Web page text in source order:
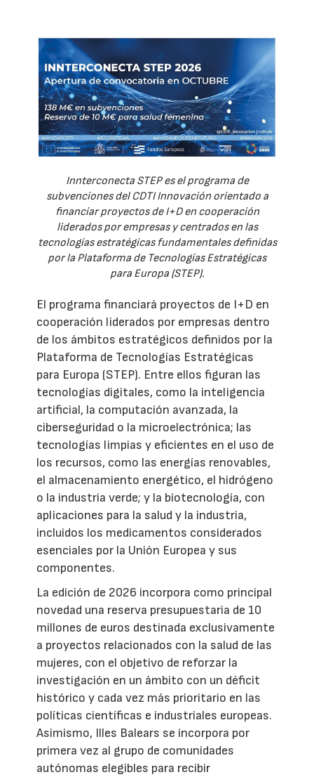
Innterconecta STEP es el programa de
subvenciones del CDTI Innovación orientado a
financiar proyectos de I+D en cooperación
liderados por empresas y centrados en las
tecnologías estratégicas fundamentales definidas
por la Plataforma de Tecnologías Estratégicas
para Europa (STEP).
El programa financiará proyectos de I+D en
cooperación liderados por empresas dentro
de los ámbitos estratégicos definidos por la
Plataforma de Tecnologías Estratégicas
para Europa (STEP). Entre ellos figuran las
tecnologías digitales, como la inteligencia
artificial, la computación avanzada, la
ciberseguridad o la microelectrónica; las
tecnologías limpias y eficientes en el uso de
los recursos, como las energías renovables,
el almacenamiento energético, el hidrógeno
o la industria verde; y la biotecnología, con
aplicaciones para la salud y la industria,
incluidos los medicamentos considerados
esenciales por la Unión Europea y sus
componentes.
La edición de 2026 incorpora como principal
novedad una reserva presupuestaria de 10
millones de euros destinada exclusivamente
a proyectos relacionados con la salud de las
mujeres, con el objetivo de reforzar la
investigación en un ámbito con un déficit
histórico y cada vez más prioritario en las
políticas científicas e industriales europeas.
Asimismo, Illes Balears se incorpora por
primera vez al grupo de comunidades
autónomas elegibles para recibir